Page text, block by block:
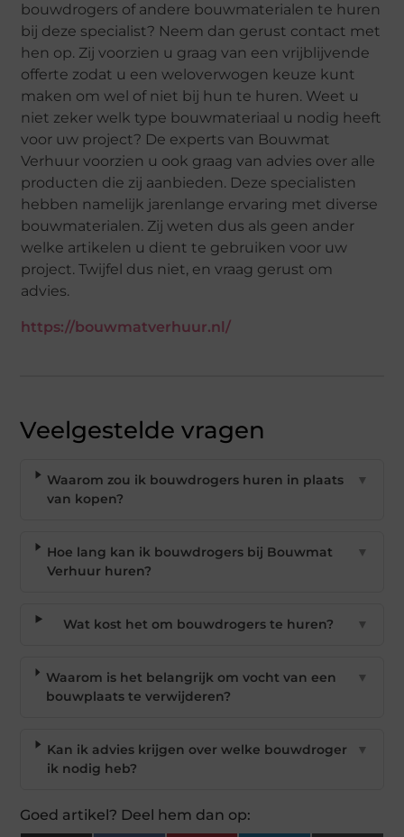
bouwdrogers of andere bouwmaterialen te huren
bij deze specialist? Neem dan gerust contact met
hen op. Zij voorzien u graag van een vrijblijvende
offerte zodat u een weloverwogen keuze kunt
maken om wel of niet bij hun te huren. Weet u
niet zeker welk type bouwmateriaal u nodig heeft
voor uw project? De experts van Bouwmat
Verhuur voorzien u ook graag van advies over alle
producten die zij aanbieden. Deze specialisten
hebben namelijk jarenlange ervaring met diverse
bouwmaterialen. Zij weten dus als geen ander
welke artikelen u dient te gebruiken voor uw
project. Twijfel dus niet, en vraag gerust om
advies.
https://bouwmatverhuur.nl/
Veelgestelde vragen
Waarom zou ik bouwdrogers huren in plaats
van kopen?
▼
Hoe lang kan ik bouwdrogers bij Bouwmat
Verhuur huren?
▼
Wat kost het om bouwdrogers te huren? ▼
Waarom is het belangrijk om vocht van een
bouwplaats te verwijderen?
▼
Kan ik advies krijgen over welke bouwdroger
ik nodig heb?
▼
Goed artikel? Deel hem dan op: